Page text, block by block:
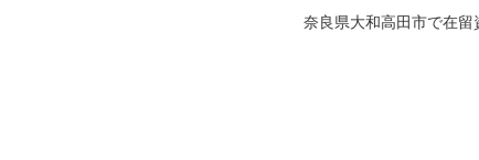
奈良県大和高田市で在留